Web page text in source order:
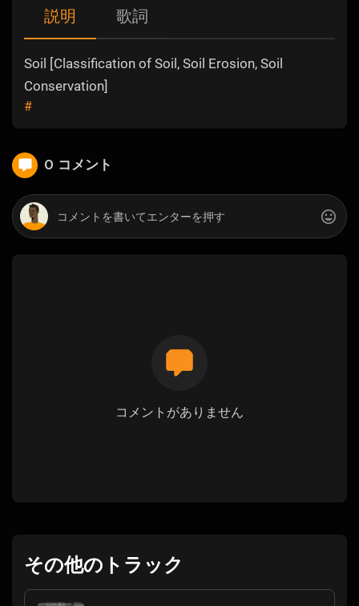
説明 歌詞
Soil [Classification of Soil, Soil Erosion, Soil
Conservation]
#
0 コメント
コメントがありません
その他のトラック